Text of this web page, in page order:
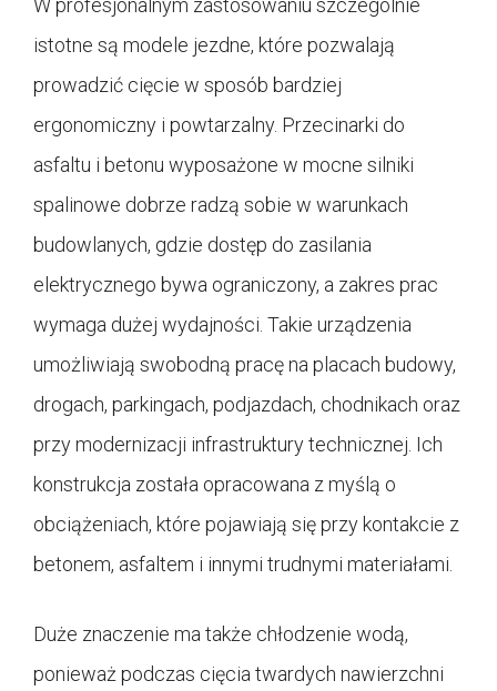
W profesjonalnym zastosowaniu szczególnie
istotne są modele jezdne, które pozwalają
prowadzić cięcie w sposób bardziej
ergonomiczny i powtarzalny. Przecinarki do
asfaltu i betonu wyposażone w mocne silniki
spalinowe dobrze radzą sobie w warunkach
budowlanych, gdzie dostęp do zasilania
elektrycznego bywa ograniczony, a zakres prac
wymaga dużej wydajności. Takie urządzenia
umożliwiają swobodną pracę na placach budowy,
drogach, parkingach, podjazdach, chodnikach oraz
przy modernizacji infrastruktury technicznej. Ich
konstrukcja została opracowana z myślą o
obciążeniach, które pojawiają się przy kontakcie z
betonem, asfaltem i innymi trudnymi materiałami.
Duże znaczenie ma także chłodzenie wodą,
ponieważ podczas cięcia twardych nawierzchni